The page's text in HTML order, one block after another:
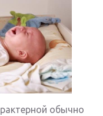
обычно